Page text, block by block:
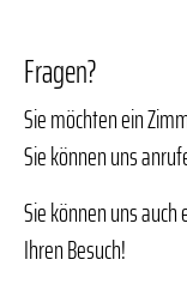
Fragen?
Sie möchten ein
Sie können uns
Sie können uns
Ihren Besuch!